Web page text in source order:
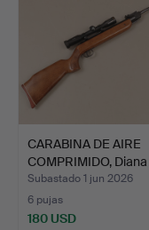
CARABINA DE AIRE
COMPRIMIDO,
mir…
Subastado 1 jun 2026
6 pujas
180 USD